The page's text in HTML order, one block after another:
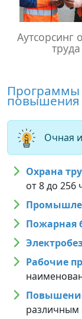
Аутсорсинг
труда
Программы
повышения
Очная
Охрана
от 8 до 256
Пожарная
Рабочие